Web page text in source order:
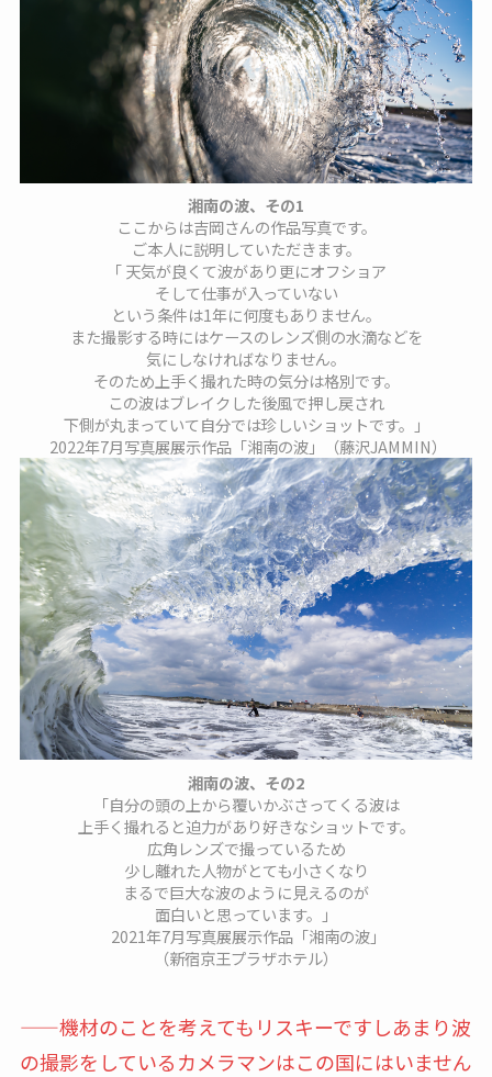
湘南の波、その1
ここからは吉岡さんの作品写真です。
ご本人に説明していただきます。
「 天気が良くて波があり更にオフショア
そして仕事が入っていない
という条件は1年に何度もありません。
また撮影する時にはケースのレンズ側の水滴などを
気にしなければなりません。
そのため上手く撮れた時の気分は格別です。
この波はブレイクした後風で押し戻され
下側が丸まっていて自分では珍しいショットです。」
2022年7月写真展展示作品「湘南の波」（藤沢JAMMIN）
湘南の波、その2
「自分の頭の上から覆いかぶさってくる波は
上手く撮れると迫力があり好きなショットです。
広角レンズで撮っているため
少し離れた人物がとても小さくなり
まるで巨大な波のように見えるのが
面白いと思っています。」
2021年7月写真展展示作品「湘南の波」
（新宿京王プラザホテル）
——機材のことを考えてもリスキーですしあまり波
の撮影をしているカメラマンはこの国にはいません